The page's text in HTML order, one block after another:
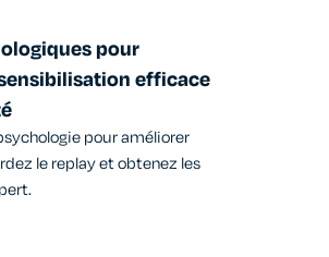
pour
efficace
pour améliorer
le replay et obtenez les